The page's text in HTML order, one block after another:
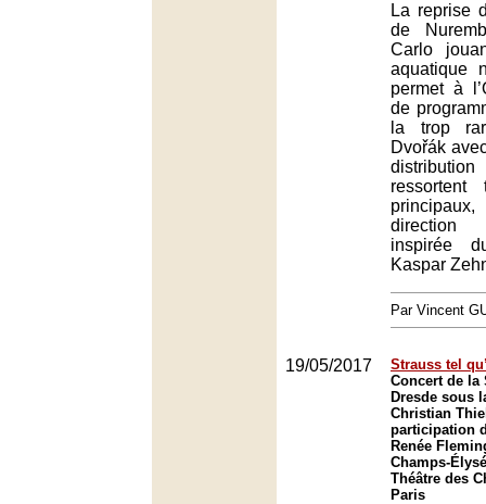
La reprise
de
Carlo
aquatique
permet à
de
la trop
Dvořák
direction
inspirée
Kaspar
Par Vincent
19/05/2017
Strauss tel
Concert de la
Dresde sous
Christian
participation
Renée
Champs-
Théâtre des
Paris